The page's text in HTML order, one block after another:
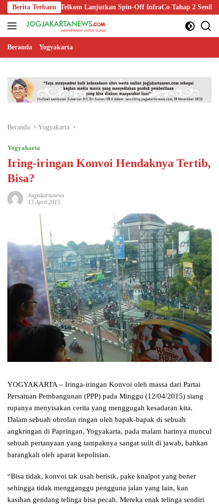
Langsung
ke
konten
Berita Terbaru
Telkom Lanjutkan Spin-Off InfraCo Tahap 2 Senilai Rp49,9
Beranda Yogyakarta
Beranda Yogyakarta
Yogyakarta
Iring-iringan Konvoi Hendaknya Tertib,
Bisa?
Jogjakartanews
13 April 2015
YOGYAKARTA – Iringa-iringan Konvoi oleh massa dari Partai
Persatuan Pembangunan (PPP) pada Minggu (12/04/2015) siang
rupanya menyisakan cerita yang menggugah kesadaran kita.
Dalam sebuah obrolan ringan oleh bapak-bapak di sebuah
angkringan di Papringan, Yogyakarta, pada malam harinya muncul
sebuah pertanyaan yang tampaknya sangat sulit di jawab, bahkan
barangkali oleh aparat kepolisian.
“Bisa tidak, konvoi tak usah berisik, pake knalpot yang bener
sehingga tidak mengganggu pengguna jalan yang lain, kan
kasihan gendang telinga bisa pecah. Mereka enak telinga sendiri